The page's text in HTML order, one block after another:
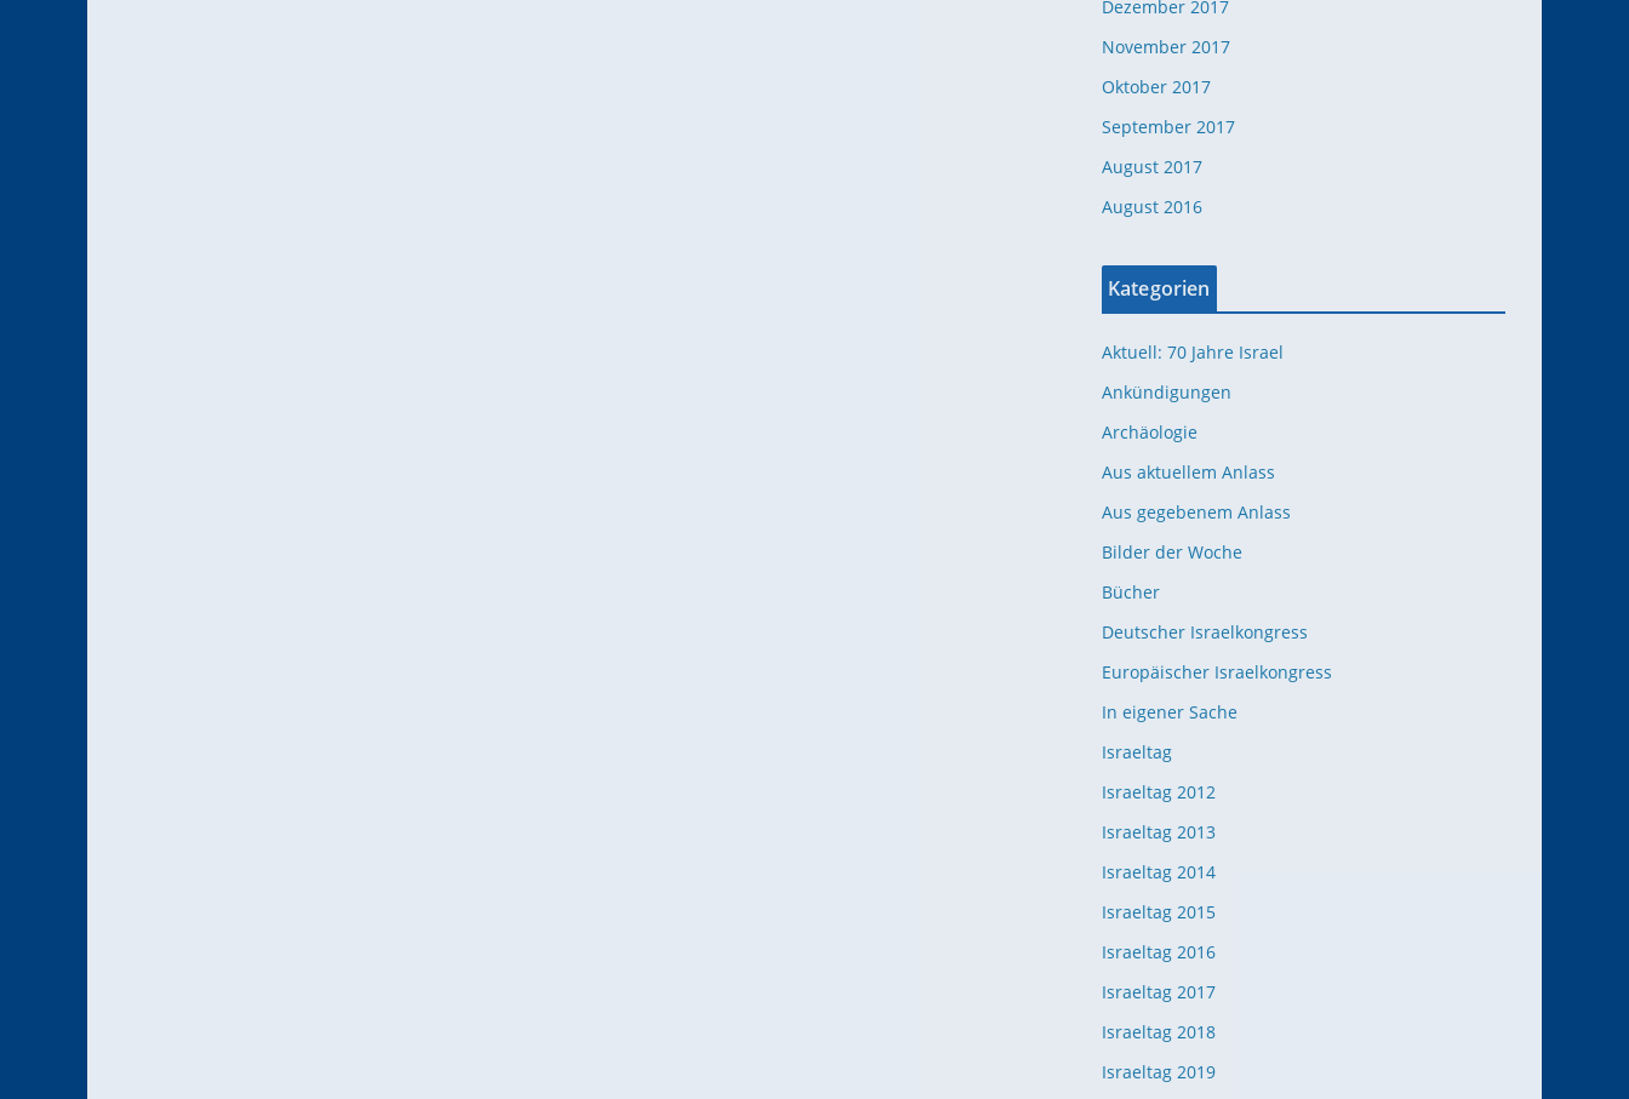
Dezember 2017
November 2017
Oktober 2017
September 2017
August 2017
August 2016
Kategorien
Aktuell: 70 Jahre Israel
Ankündigungen
Archäologie
Aus aktuellem Anlass
Aus gegebenem Anlass
Bilder der Woche
Bücher
Deutscher Israelkongress
Europäischer Israelkongress
In eigener Sache
Israeltag
Israeltag 2012
Israeltag 2013
Israeltag 2014
Israeltag 2015
Israeltag 2016
Israeltag 2017
Israeltag 2018
Israeltag 2019